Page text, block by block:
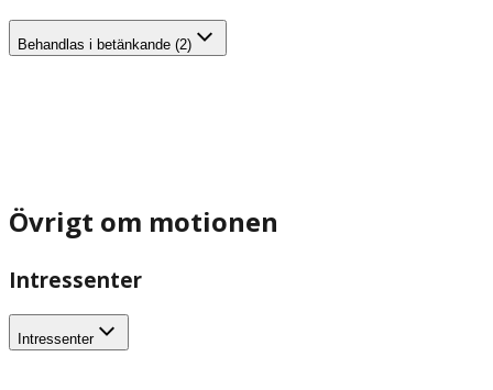
Behandlas i betänkande (2)
Övrigt om motionen
Intressenter
Intressenter